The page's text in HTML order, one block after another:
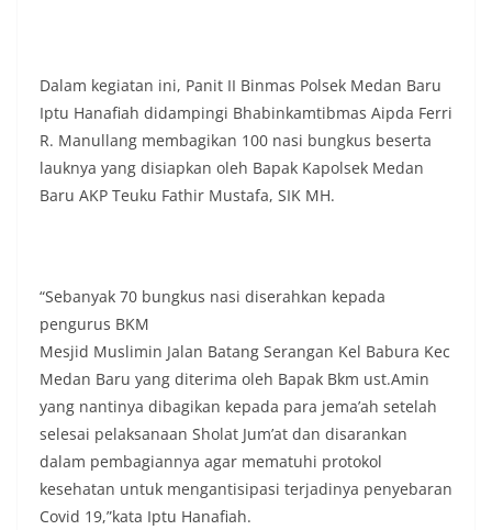
kemerdekaan,” ujar Aiptu Muliyadi Suraukur saat
berdialog dengan warga.‎‎Ia juga menambahkan
agar warga memperhatikan kondisi bendera yang
akan dikibarkan, memastikan bendera dalam
keadaan bersih, tidak sobek, dan layak untuk
dikibarkan sebagai simbol kehormatan
keamanan dan ketertiban masyarakat
(Kamtibmas) di lingkungan tempat tinggal warga.
Melalui interaksi langsung tersebut,
Bhabinkamtibmas dapat menghimpun informasi
awal terkait situasi sosial, potensi kerawanan,
maupun hal-hal yang dapat mengganggu
kondusivitas wilayah, khususnya menjelang
perayaan HUT Kemerdekaan RI yang biasanya
diwarnai dengan berbagai kegiatan dan
keramaian warga.‎‎Dengan adanya deteksi dini ini,
diharapkan potensi gangguan keamanan dapat
Dalam kegiatan ini, Panit II Binmas Polsek Medan Baru
Iptu Hanafiah didampingi Bhabinkamtibmas Aipda Ferri
R. Manullang membagikan 100 nasi bungkus beserta
lauknya yang disiapkan oleh Bapak Kapolsek Medan
Baru AKP Teuku Fathir Mustafa, SIK MH.
“Sebanyak 70 bungkus nasi diserahkan kepada
pengurus BKM
Mesjid Muslimin Jalan Batang Serangan Kel Babura Kec
Medan Baru yang diterima oleh Bapak Bkm ust.Amin
yang nantinya dibagikan kepada para jema’ah setelah
selesai pelaksanaan Sholat Jum’at dan disarankan
dalam pembagiannya agar mematuhi protokol
kesehatan untuk mengantisipasi terjadinya penyebaran
Covid 19,”kata Iptu Hanafiah.